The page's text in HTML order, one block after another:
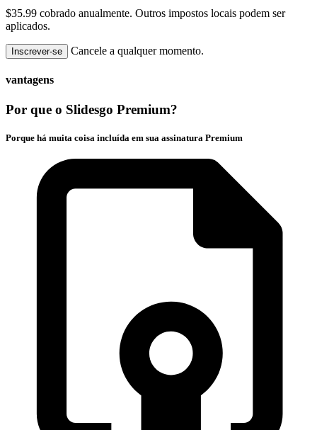
$35.99 cobrado anualmente. Outros impostos locais podem ser
aplicados.
Inscrever-se Cancele a qualquer momento.
vantagens
Por que o Slidesgo Premium?
Porque há muita coisa incluída em sua assinatura Premium